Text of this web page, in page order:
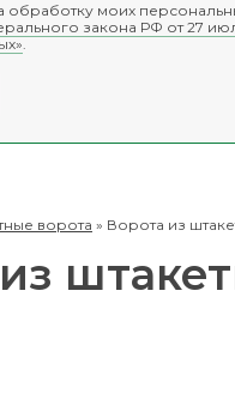
обработку моих
закона РФ от 27
.
ворота » Ворота из